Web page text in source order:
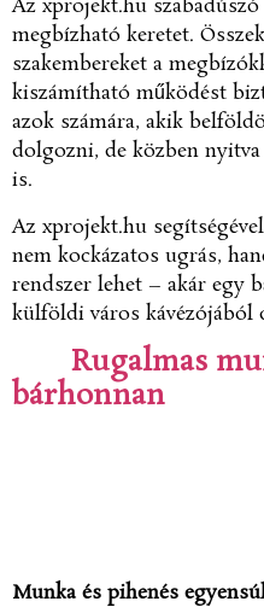
Az xprojekt.hu
megbízható keretet.
szakembereket a
kiszámítható működést
azok számára, akik
dolgozni, de közben
is.
Az xprojekt.hu
nem kockázatos ugrás,
rendszer lehet – akár egy
külföldi város kávézójából
Rugalmas
bárhonnan
Munka és pihenés